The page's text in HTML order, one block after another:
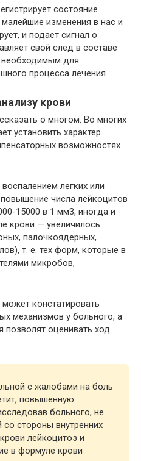
состояние
изменения в нас и
и подает сигнал о
свой след в составе
необходимым для
процесса лечения.
крови
о многом. Во многих
установить характер
возможностях
легких или
числа лейкоцитов
15000 в 1 мм3, иногда и
крови — увеличилось
палочкоядерных,
т. е. тех форм, которые в
микробов,
констатировать
механизмов у больного, а
оценивать ход
с жалобами на боль
повышенную
больного, не
стороны внутренних
лейкоцитоз и
в формуле крови